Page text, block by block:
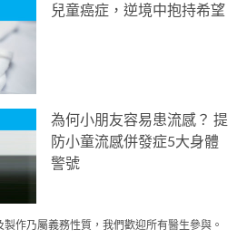
兒童癌症，逆境中抱持希望
為何小朋友容易患流感？ 提
防小童流感併發症5大身體
警號
製作乃屬義務性質，我們歡迎所有醫生參與。